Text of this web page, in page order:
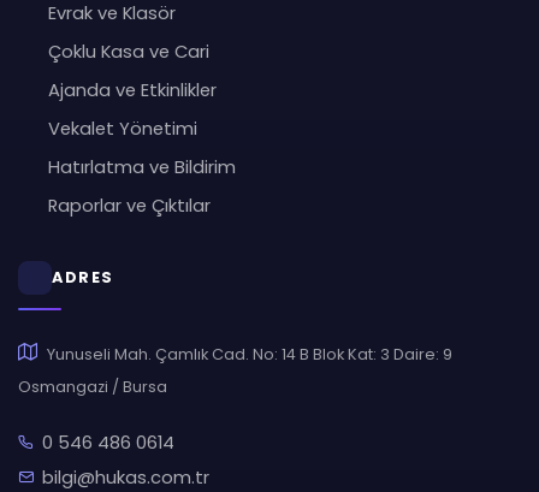
Evrak ve Klasör
Çoklu Kasa ve Cari
Ajanda ve Etkinlikler
Vekalet Yönetimi
Hatırlatma ve Bildirim
Raporlar ve Çıktılar
ADRES
Yunuseli Mah. Çamlık Cad. No: 14 B Blok Kat: 3 Daire: 9
Osmangazi / Bursa
0 546 486 0614
bilgi@hukas.com.tr